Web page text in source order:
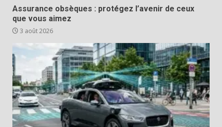
Assurance obsèques : protégez l’avenir de ceux
que vous aimez
3 août 2026